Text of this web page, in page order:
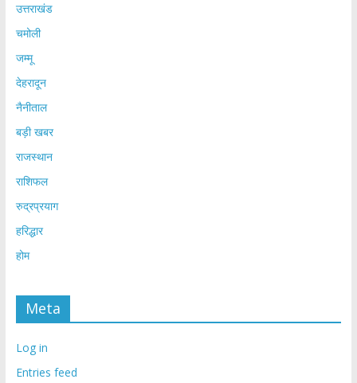
उत्तराखंड
चमोली
जम्मू
देहरादून
नैनीताल
बड़ी खबर
राजस्थान
राशिफल
रुद्रप्रयाग
हरिद्धार
होम
Meta
Log in
Entries feed